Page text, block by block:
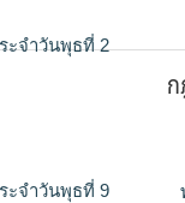
ะจำวันพุธที่ 2
ะจำวันพุธที่ 9